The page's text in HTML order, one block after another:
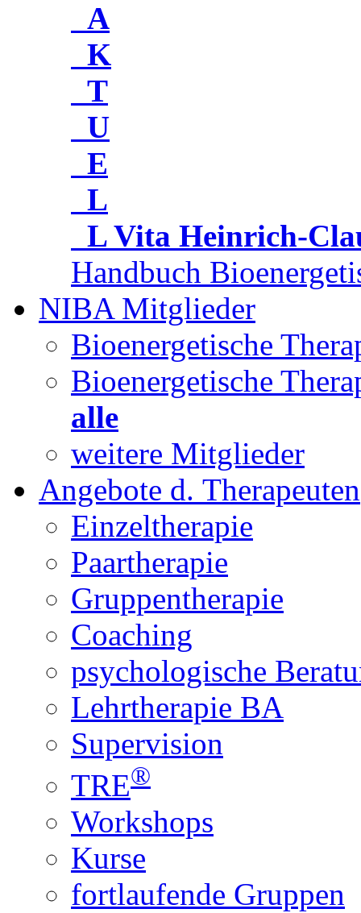
A
K
T
U
E
L
LVita Heinrich-
Handbuch
NIBA Mitglieder
Bioenergetische
Bioenergetische
alle
weitere Mitglieder
Angebote d. Therapeuten
Einzeltherapie
Paartherapie
Gruppentherapie
Coaching
psychologische
Lehrtherapie BA
Supervision
TRE®
Workshops
Kurse
fortlaufende Gruppen